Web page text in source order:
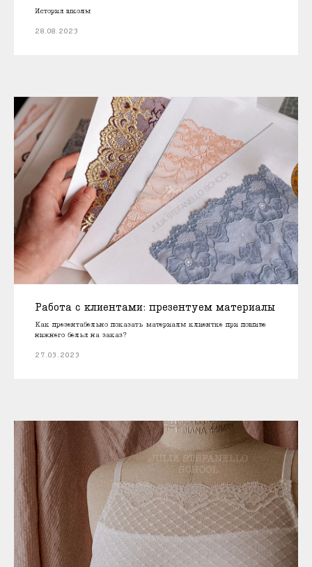
История школы
28.08.2023
Работа с клиентами: презентуем материалы
Как презентабельно показать материалы клиентке при пошиве
нижнего белья на заказ?
27.03.2023